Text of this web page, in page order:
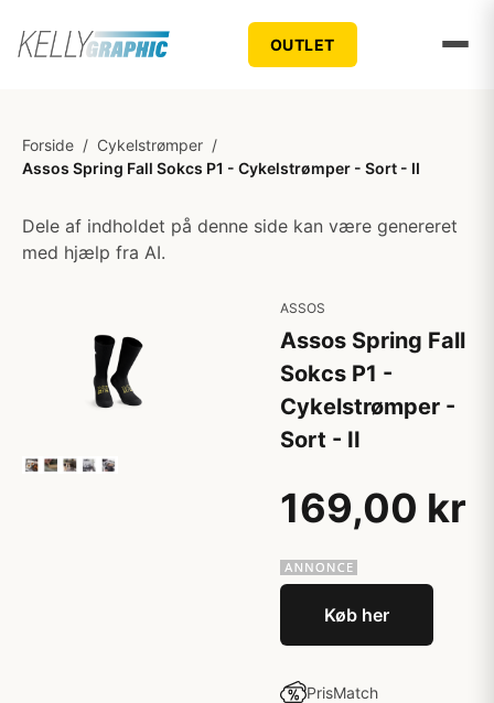
OUTLET
Forside / Cykelstrømper /
Assos Spring Fall Sokcs P1 - Cykelstrømper - Sort - II
Dele af indholdet på denne side kan være genereret
med hjælp fra AI.
ASSOS
Assos Spring Fall
Sokcs P1 -
Cykelstrømper -
Sort - II
169,00 kr
Køb her
PrisMatch